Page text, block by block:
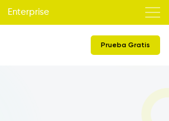
Enterprise
Prueba Gratis